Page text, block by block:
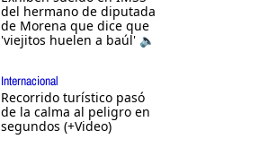
del hermano de diputada
de Morena que dice que
'viejitos huelen a baúl' 🔈
Internacional
Recorrido turístico pasó
de la calma al peligro en
segundos (+Video)